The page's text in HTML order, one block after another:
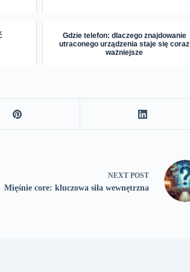
Gdzie telefon: dlaczego znajdowanie
utraconego urządzenia staje się coraz
ważniejsze
NEXT POST
Mięśnie core: kluczowa siła wewnętrzna